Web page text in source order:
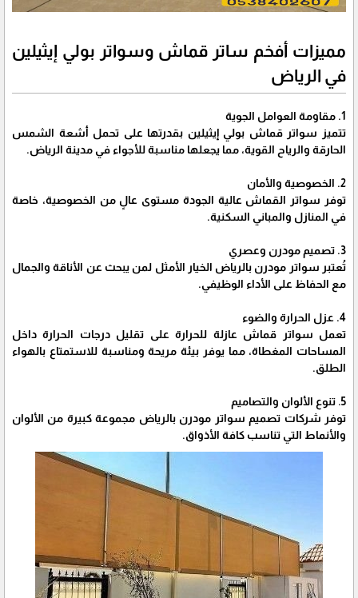
مميزات أفخم ساتر قماش وسواتر بولي إيثيلين
في الرياض
1. مقاومة العوامل الجوية
تتميز سواتر قماش بولي إيثيلين بقدرتها على تحمل أشعة الشمس
الحارقة والرياح القوية، مما يجعلها مناسبة للأجواء في مدينة الرياض.
2. الخصوصية والأمان
توفر سواتر القماش عالية الجودة مستوى عالٍ من الخصوصية، خاصة
في المنازل والمباني السكنية.
3. تصميم مودرن وعصري
تُعتبر سواتر مودرن بالرياض الخيار الأمثل لمن يبحث عن الأناقة والجمال
مع الحفاظ على الأداء الوظيفي.
4. عزل الحرارة والضوء
تعمل سواتر قماش عازلة للحرارة على تقليل درجات الحرارة داخل
المساحات المغطاة، مما يوفر بيئة مريحة ومناسبة للاستمتاع بالهواء
الطلق.
5. تنوع الألوان والتصاميم
توفر شركات تصميم سواتر مودرن بالرياض مجموعة كبيرة من الألوان
والأنماط التي تناسب كافة الأذواق.